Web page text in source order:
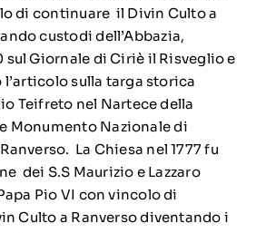
di continuare il Divin Culto a
custodi dell’Abbazia,
sul Giornale di Ciriè il Risveglio e
sulla targa storica
Teifreto nel Nartece della
Monumento Nazionale di
La Chiesa nel 1777 fu
dei S.S Maurizio e Lazzaro
Pio VI con vincolo di
Culto a Ranverso diventando i